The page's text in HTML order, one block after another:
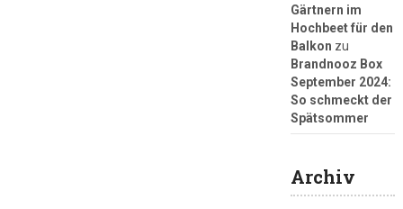
Gärtnern im
Hochbeet für den
Balkon zu
Brandnooz Box
September 2024:
So schmeckt der
Spätsommer
Archiv